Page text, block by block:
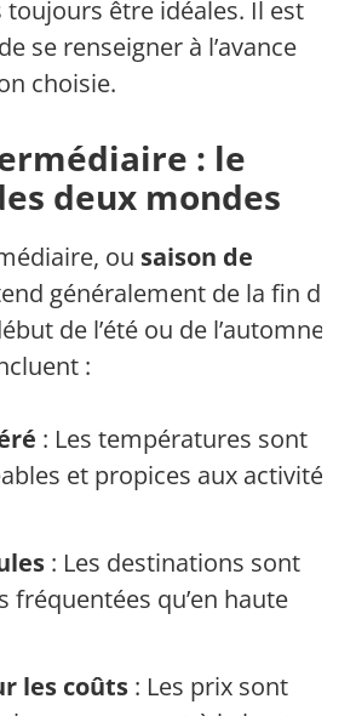
toujours être idéales. Il est
se renseigner à l’avance
choisie.
: le
deux mondes
ou saison de
généralement de la fin du
de l’été ou de l’automne.
:
: Les températures sont
et propices aux activités
: Les destinations sont
fréquentées qu’en haute
les coûts : Les prix sont